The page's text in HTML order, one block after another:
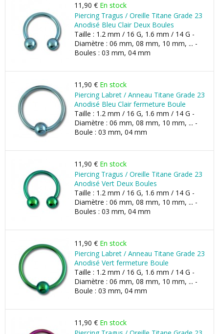
11,90 € En stock
Piercing Tragus / Oreille Titane Grade 23
Anodisé Bleu Clair Deux Boules
Taille : 1.2 mm / 16 G, 1.6 mm / 14 G -
Diamètre : 06 mm, 08 mm, 10 mm, ... -
Boules : 03 mm, 04 mm
11,90 € En stock
Piercing Labret / Anneau Titane Grade 23
Anodisé Bleu Clair fermeture Boule
Taille : 1.2 mm / 16 G, 1.6 mm / 14 G -
Diamètre : 06 mm, 08 mm, 10 mm, ... -
Boule : 03 mm, 04 mm
11,90 € En stock
Piercing Tragus / Oreille Titane Grade 23
Anodisé Vert Deux Boules
Taille : 1.2 mm / 16 G, 1.6 mm / 14 G -
Diamètre : 06 mm, 08 mm, 10 mm, ... -
Boules : 03 mm, 04 mm
11,90 € En stock
Piercing Labret / Anneau Titane Grade 23
Anodisé Vert fermeture Boule
Taille : 1.2 mm / 16 G, 1.6 mm / 14 G -
Diamètre : 06 mm, 08 mm, 10 mm, ... -
Boule : 03 mm, 04 mm
11,90 € En stock